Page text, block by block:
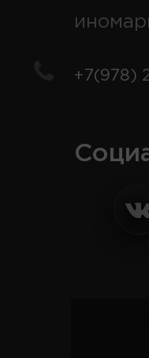
+7(978)